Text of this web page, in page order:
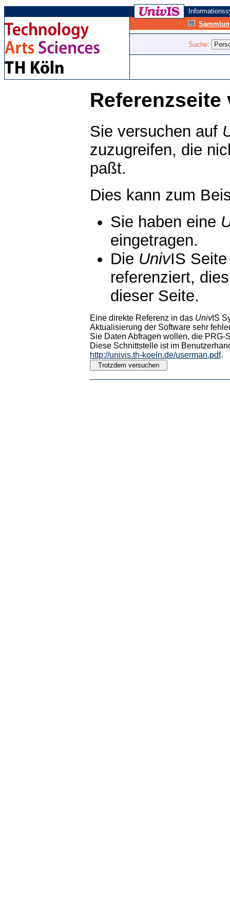
Suche:
Referenzseite
Sie versuchen auf
zuzugreifen, die
paßt.
Dies kann zum
Sie haben eine
eingetragen.
Die UnivIS
referenziert,
dieser Seite.
Eine direkte Referenz in das UnivIS
Aktualisierung der Software sehr
Sie Daten Abfragen wollen, die PRG-
Diese Schnittstelle ist im
http://univis.th-koeln.de/userman.pdf.